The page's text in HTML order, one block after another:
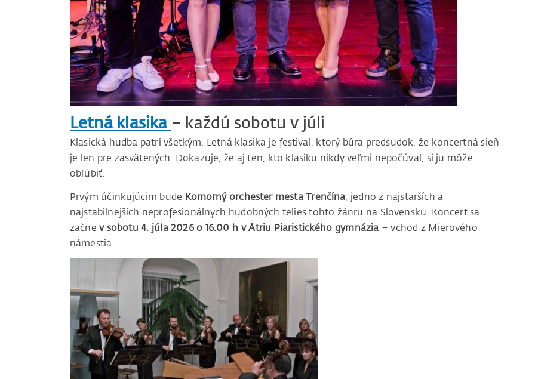
Letná klasika – každú sobotu v júli
Klasická hudba patrí všetkým. Letná klasika je festival, ktorý búra predsudok, že koncertná sieň
je len pre zasvätených. Dokazuje, že aj ten, kto klasiku nikdy veľmi nepočúval, si ju môže
obľúbiť.
Prvým účinkujúcim bude Komorný orchester mesta Trenčína, jedno z najstarších a
najstabilnejších neprofesionálnych hudobných telies tohto žánru na Slovensku. Koncert sa
začne v sobotu 4. júla 2026 o 16.00 h v Átriu Piaristického gymnázia – vchod z Mierového
námestia.